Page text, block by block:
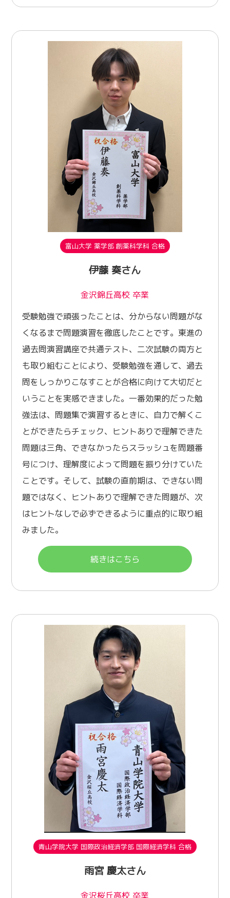
富山大学 薬学部 創薬科学科 合格
伊藤 奏さん
金沢錦丘高校 卒業
受験勉強で頑張ったことは、分からない問題がな
くなるまで問題演習を徹底したことです。東進の
過去問演習講座で共通テスト、二次試験の両方と
も取り組むことにより、受験勉強を通して、過去
問をしっかりこなすことが合格に向けて大切だと
いうことを実感できました。一番効果的だった勉
強法は、問題集で演習するときに、自力で解くこ
とができたらチェック、ヒントありで理解できた
問題は三角、できなかったらスラッシュを問題番
号につけ、理解度によって問題を振り分けていた
ことです。そして、試験の直前期は、できない問
題ではなく、ヒントありで理解できた問題が、次
はヒントなしで必ずできるように重点的に取り組
みました。
続きはこちら
青山学院大学 国際政治経済学部 国際経済学科 合格
雨宮 慶太さん
金沢桜丘高校 卒業